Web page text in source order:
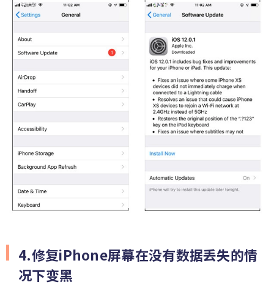
4.修复iPhone屏幕在没有数据丢失的情
况下变黑